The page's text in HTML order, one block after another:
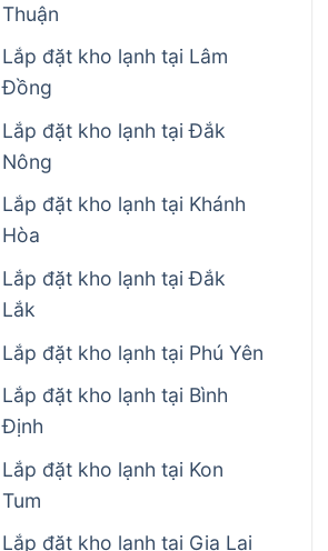
Thuận
Lắp đặt kho lạnh tại Lâm
Đồng
Lắp đặt kho lạnh tại Đắk
Nông
Lắp đặt kho lạnh tại Khánh
Hòa
Lắp đặt kho lạnh tại Đắk
Lắk
Lắp đặt kho lạnh tại Phú Yên
Lắp đặt kho lạnh tại Bình
Định
Lắp đặt kho lạnh tại Kon
Tum
Lắp đặt kho lạnh tại Gia Lai